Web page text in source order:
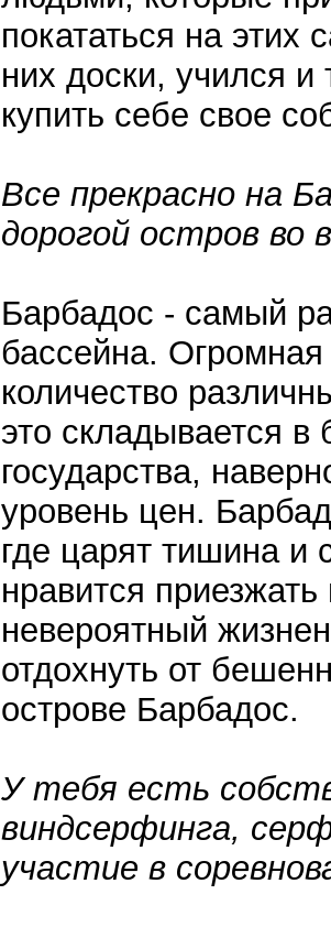
покататься на
них доски, учился и
купить себе свое
Все прекрасно на
дорогой остров во
Барбадос - самый
бассейна.
количество
это складывается
государства,
уровень цен.
где царят тишина и
нравится
невероятный
отдохнуть от
острове Барбадос.
У тебя есть
виндсерфинга,
участие в